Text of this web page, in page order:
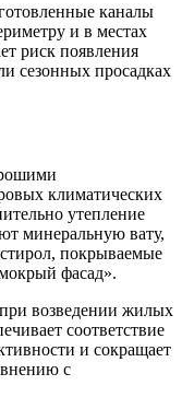
каналы
и в местах
риск появления
сезонных просадках
климатических
утепление
минеральную вату,
покрываемые
фасад».
возведении жилых
соответствие
и сокращает
с